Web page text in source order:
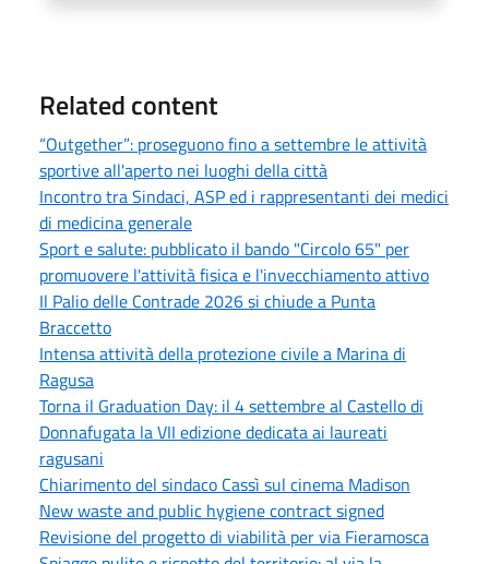
Related content
“Outgether”: proseguono fino a settembre le attività
sportive all'aperto nei luoghi della città
Incontro tra Sindaci, ASP ed i rappresentanti dei medici
di medicina generale
Sport e salute: pubblicato il bando "Circolo 65" per
promuovere l'attività fisica e l'invecchiamento attivo
Il Palio delle Contrade 2026 si chiude a Punta
Braccetto
Intensa attività della protezione civile a Marina di
Ragusa
Torna il Graduation Day: il 4 settembre al Castello di
Donnafugata la VII edizione dedicata ai laureati
ragusani
Chiarimento del sindaco Cassì sul cinema Madison
New waste and public hygiene contract signed
Revisione del progetto di viabilità per via Fieramosca